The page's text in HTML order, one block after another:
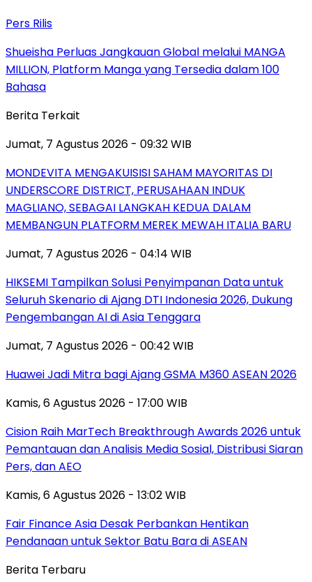
Pers Rilis
Shueisha Perluas Jangkauan Global melalui MANGA
MILLION, Platform Manga yang Tersedia dalam 100
Bahasa
Berita Terkait
Jumat, 7 Agustus 2026 - 09:32 WIB
MONDEVITA MENGAKUISISI SAHAM MAYORITAS DI
UNDERSCORE DISTRICT, PERUSAHAAN INDUK
MAGLIANO, SEBAGAI LANGKAH KEDUA DALAM
MEMBANGUN PLATFORM MEREK MEWAH ITALIA BARU
Jumat, 7 Agustus 2026 - 04:14 WIB
HIKSEMI Tampilkan Solusi Penyimpanan Data untuk
Seluruh Skenario di Ajang DTI Indonesia 2026, Dukung
Pengembangan AI di Asia Tenggara
Jumat, 7 Agustus 2026 - 00:42 WIB
Huawei Jadi Mitra bagi Ajang GSMA M360 ASEAN 2026
Kamis, 6 Agustus 2026 - 17:00 WIB
Cision Raih MarTech Breakthrough Awards 2026 untuk
Pemantauan dan Analisis Media Sosial, Distribusi Siaran
Pers, dan AEO
Kamis, 6 Agustus 2026 - 13:02 WIB
Fair Finance Asia Desak Perbankan Hentikan
Pendanaan untuk Sektor Batu Bara di ASEAN
Berita Terbaru